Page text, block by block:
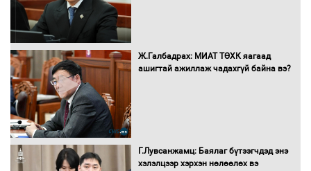
орчныг бүрдүүллээ
баримт
Ж.Галбадрах: МИАТ ТӨХК яагаад
ашигтай ажиллаж чадахгүй байна вэ?
Г.Лувсанжамц: Баялаг бүтээгчдэд энэ
хэлэлцээр хэрхэн нөлөөлөх вэ